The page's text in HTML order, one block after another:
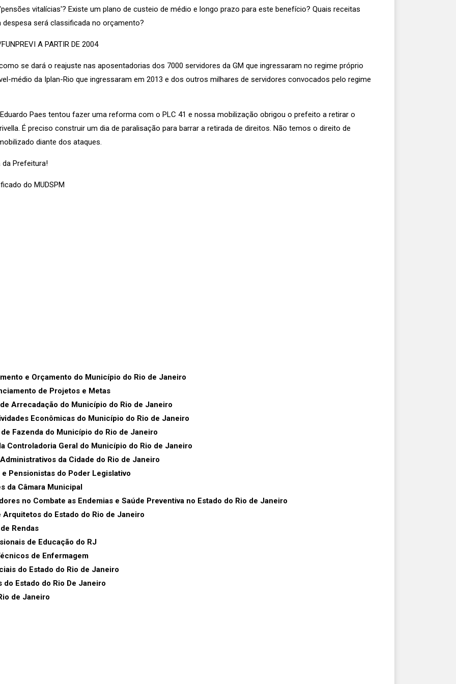
vitalícias'? Existe um plano de custeio de médio e longo prazo para este benefício? Quais receitas
será classificada no orçamento?
A PARTIR DE 2004
se dará o reajuste nas aposentadorias dos 7000 servidores da GM que ingressaram no regime próprio
médio da Iplan-Rio que ingressaram em 2013 e dos outros milhares de servidores convocados pelo regime
Paes tentou fazer uma reforma com o PLC 41 e nossa mobilização obrigou o prefeito a retirar o
É preciso construir um dia de paralisação para barrar a retirada de direitos. Não temos o direito de
diante dos ataques.
Prefeitura!
do MUDSPM
e Orçamento do Município do Rio de Janeiro
de Projetos e Metas
Arrecadação do Município do Rio de Janeiro
Econômicas do Município do Rio de Janeiro
Fazenda do Município do Rio de Janeiro
Controladoria Geral do Município do Rio de Janeiro
da Cidade do Rio de Janeiro
Pensionistas do Poder Legislativo
da Câmara Municipal
no Combate as Endemias e Saúde Preventiva no Estado do Rio de Janeiro
do Estado do Rio de Janeiro
Rendas
de Educação do RJ
de Enfermagem
do Estado do Rio de Janeiro
Estado do Rio De Janeiro
de Janeiro